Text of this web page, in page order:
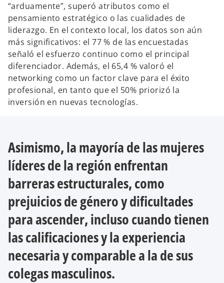
“arduamente”, superó atributos como el
pensamiento estratégico o las cualidades de
liderazgo. En el contexto local, los datos son aún
más significativos: el 77 % de las encuestadas
señaló el esfuerzo continuo como el principal
diferenciador. Además, el 65,4 % valoró el
networking como un factor clave para el éxito
profesional, en tanto que el 50% priorizó la
inversión en nuevas tecnologías.
Asimismo, la mayoría de las mujeres
líderes de la región enfrentan
barreras estructurales, como
prejuicios de género y dificultades
para ascender, incluso cuando tienen
las calificaciones y la experiencia
necesaria y comparable a la de sus
colegas masculinos.